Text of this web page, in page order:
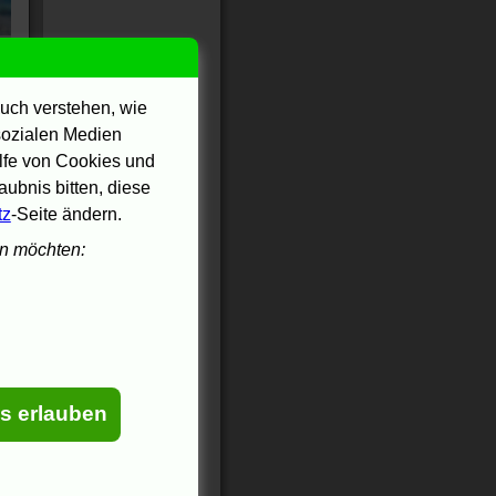
verstehen, wie
Medien
von Cookies und
bitten, diese
-Seite ändern.
möchten:
erlauben